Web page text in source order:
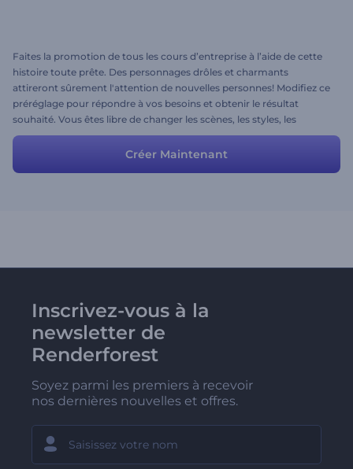
Faites la promotion de tous les cours d’entreprise à l’aide de cette
histoire toute prête. Des personnages drôles et charmants
attireront sûrement l'attention de nouvelles personnes! Modifiez ce
préréglage pour répondre à vos besoins et obtenir le résultat
souhaité. Vous êtes libre de changer les scènes, les styles, les
couleurs et la musique, amusez-vous!
Créer Maintenant
Inscrivez-vous à la
newsletter de
Renderforest
Soyez parmi les premiers à recevoir
nos dernières nouvelles et offres.